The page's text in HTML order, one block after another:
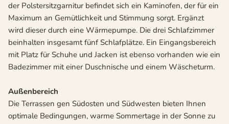
der Polstersitzgarnitur befindet sich ein Kaminofen, der für ein
Maximum an Gemütlichkeit und Stimmung sorgt. Ergänzt
wird dieser durch eine Wärmepumpe. Die drei Schlafzimmer
beinhalten insgesamt fünf Schlafplätze. Ein Eingangsbereich
mit Platz für Schuhe und Jacken ist ebenso vorhanden wie ein
Badezimmer mit einer Duschnische und einem Wäscheturm.
Außenbereich
Die Terrassen gen Südosten und Südwesten bieten Ihnen
optimale Bedingungen, warme Sommertage in der Sonne zu